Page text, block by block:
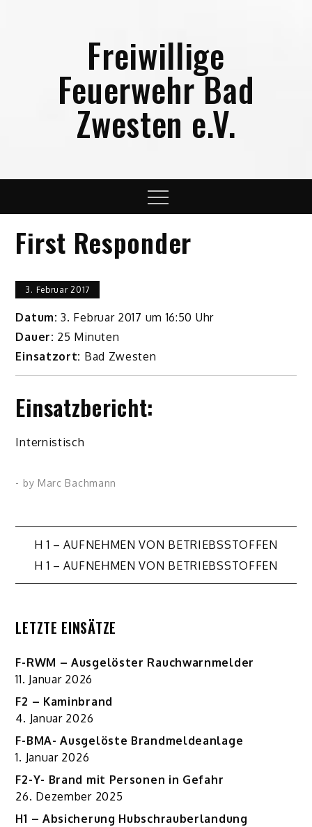
Freiwillige
Feuerwehr Bad
Zwesten e.V.
Menu
First Responder
3. Februar 2017
Datum: 3. Februar 2017 um 16:50 Uhr
Dauer: 25 Minuten
Einsatzort: Bad Zwesten
Einsatzbericht:
Internistisch
- by Marc Bachmann
Beitragsnavigation
H 1 – AUFNEHMEN VON BETRIEBSSTOFFEN
H 1 – AUFNEHMEN VON BETRIEBSSTOFFEN
LETZTE EINSÄTZE
F-RWM – Ausgelöster Rauchwarnmelder
11. Januar 2026
F2 – Kaminbrand
4. Januar 2026
F-BMA- Ausgelöste Brandmeldeanlage
1. Januar 2026
F2-Y- Brand mit Personen in Gefahr
26. Dezember 2025
H1 – Absicherung Hubschrauberlandung